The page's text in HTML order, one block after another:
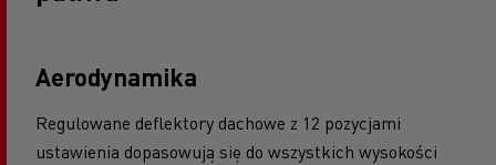
Aerodynamika
Regulowane deflektory dachowe z 12 pozycjami
ustawienia dopasowują się do wszystkich wysokości